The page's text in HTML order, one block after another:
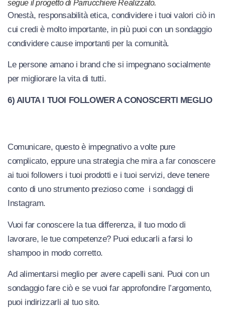
segue il progetto di Parrucchiere Realizzato.
Onestà, responsabilità etica, condividere i tuoi valori ciò in
cui credi è molto importante, in più puoi con un sondaggio
condividere cause importanti per la comunità.
Le persone amano i brand che si impegnano socialmente
per migliorare la vita di tutti.
6) AIUTA I TUOI FOLLOWER A CONOSCERTI MEGLIO
Comunicare, questo è impegnativo a volte pure
complicato, eppure una strategia che mira a far conoscere
ai tuoi followers i tuoi prodotti e i tuoi servizi, deve tenere
conto di uno strumento prezioso come i sondaggi di
Instagram.
Vuoi far conoscere la tua differenza, il tuo modo di
lavorare, le tue competenze? Puoi educarli a farsi lo
shampoo in modo corretto.
Ad alimentarsi meglio per avere capelli sani. Puoi con un
sondaggio fare ciò e se vuoi far approfondire l’argomento,
puoi indirizzarli al tuo sito.